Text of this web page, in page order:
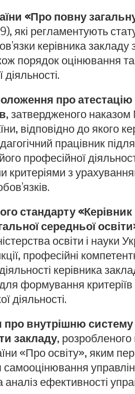
«Про повну
які регламентують
керівника закладу
порядок оцінювання та
про атестацію
, затвердженого наказом
відповідно до якого
працівник
професійної
критеріями з
стандарту
середньої
освіти і науки
професійні
керівника
формування
діяльності.
внутрішню систему
закладу, розробленого
«Про освіту», яким
аналіз ефективності